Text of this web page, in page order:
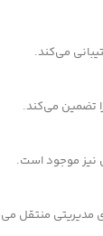
نیز موجود است.